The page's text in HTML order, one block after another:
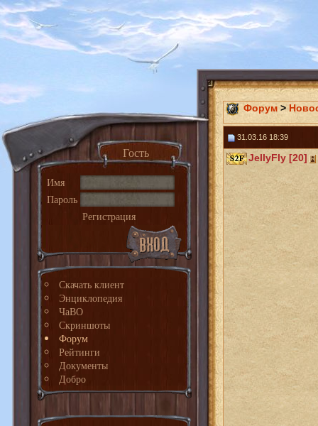
Гость
Имя
Пароль
Регистрация
Скачать клиент
Энциклопедия
ЧаВО
Скриншоты
Форум
Рейтинги
Документы
Добро
Форум >
31.03.16 18:39
JellyFly [20]